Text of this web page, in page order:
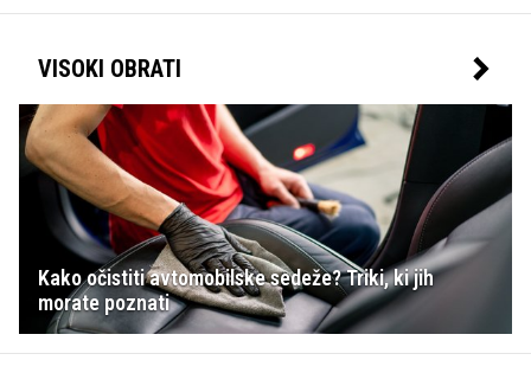
VISOKI OBRATI
Kako očistiti avtomobilske sedeže? Triki, ki jih
morate poznati